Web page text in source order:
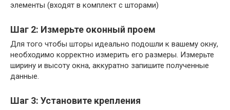
элементы (входят в комплект с шторами)
Шаг 2: Измерьте оконный проем
Для того чтобы шторы идеально подошли к вашему окну,
необходимо корректно измерить его размеры. Измерьте
ширину и высоту окна, аккуратно запишите полученные
данные.
Шаг 3: Установите крепления